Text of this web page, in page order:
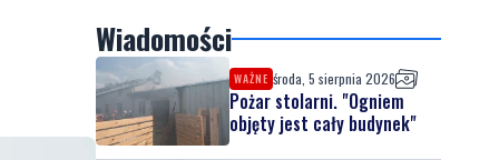
Wiadomości
WAŻNE środa, 5 sierpnia 2026
Pożar stolarni. "Ogniem
objęty jest cały budynek"